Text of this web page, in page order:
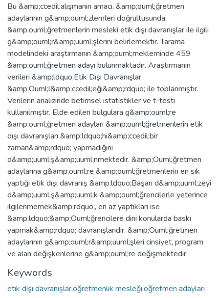
Bu &amp;ccedil;alışmanın amacı, &amp;ouml;ğretmen
adaylarının g&amp;ouml;zlemleri doğrultusunda,
&amp;ouml;ğretmenlerin mesleki etik dışı davranışlar ile ilgili
g&amp;ouml;r&amp;uuml;şlerini belirlemektir. Tarama
modelindeki araştırmanın &amp;ouml;rnekleminde 459
&amp;ouml;ğretmen adayı bulunmaktadır. Araştırmanın
verileri &amp;ldquo;Etik Dışı Davranışlar
&amp;Ouml;l&amp;ccedil;eği&amp;rdquo; ile toplanmıştır.
Verilerin analizinde betimsel istatistikler ve t-testi
kullanılmıştır. Elde edilen bulgulara g&amp;ouml;re
&amp;ouml;ğretmen adayları &amp;ouml;ğretmenlerin etik
dışı davranışları &amp;ldquo;hi&amp;ccedil;bir
zaman&amp;rdquo; yapmadığını
d&amp;uuml;ş&amp;uuml;nmektedir. &amp;Ouml;ğretmen
adaylarına g&amp;ouml;re &amp;ouml;ğretmenlerin en sık
yaptığı etik dışı davranış &amp;ldquo;Başarı d&amp;uuml;zeyi
d&amp;uuml;ş&amp;uuml;k &amp;ouml;ğrencilerle yeterince
ilgilenmemek&amp;rdquo;, en az yaptıkları ise
&amp;ldquo;&amp;Ouml;ğrencilere dini konularda baskı
yapmak&amp;rdquo; davranışlarıdır. &amp;Ouml;ğretmen
adaylarının g&amp;ouml;r&amp;uuml;şleri cinsiyet, program
ve alan değişkenlerine g&amp;ouml;re değişmektedir.
Keywords
etik dışı davranışlar,öğretmenlik mesleği,öğretmen adayları